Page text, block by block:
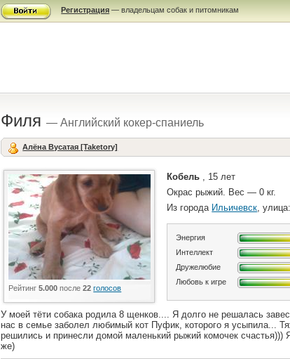
Регистрация — владельцам собак и питомникам
Филя— Английский кокер-спаниель
Алёна Вусатая [Taketory]
Рейтинг5.000 после22 голосов
Кобель , 15 лет
Окрас рыжий. Вес — 0 кг.
Из города Ильичевск,
Энергия
Интеллект
Дружелюбие
Любовь к игре
У моей тёти собака родила 8 щенков.... Я долго не решалась
нас в семье заболел любимый кот Пуфик, которого я усыпила...
решились и принесли домой маленький рыжий комочек счастья)))
же)